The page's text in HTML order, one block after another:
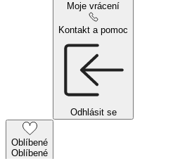
Moje vrácení
Kontakt a pomoc
Odhlásit se
Oblíbené
Oblíbené